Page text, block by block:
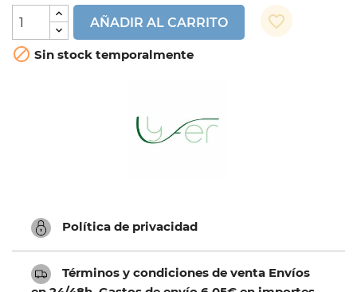
AÑADIR AL CARRITO
favorite_border
 Sin stock temporalmente
Política de privacidad
Términos y condiciones de venta Envíos